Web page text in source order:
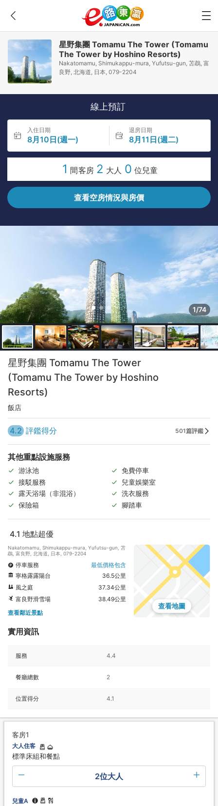
星野集團 Tomamu The Tower (Tomamu
The Tower by Hoshino Resorts)
Nakatomamu, Shimukappu-mura, Yufutsu-gun, 苫鵡, 富
良野, 北海道, 日本, 079-2204
線上預訂
入住日期
8月10日(週一)
退房日期
8月11日(週二)
1 間客房 2 大人 0 位兒童
查看空房情況與房價
1/74
星野集團 Tomamu The Tower
(Tomamu The Tower by Hoshino
Resorts)
飯店
4.2 評鑑得分 501篇評鑑
其他重點設施服務
游泳池
免費停車
接駁服務
兒童娛樂室
露天浴場（非混浴）
洗衣服務
保險箱
腳踏車
4.1 地點超優
Nakatomamu, Shimukappu-mura, Yufutsu-gun, 苫
鵡, 富良野, 北海道, 日本, 079-2204
停車服務
最低價格包含
寧格露露陽台
36.5公里
風之庭
37.34公里
富良野滑雪場
38.49公里
查看鄰近景點
查看地圖
實用資訊
服務 4.4
餐廳總數 2
位置得分 4.1
客房1
大人住客
標準床組和餐點
2位大人
兒童A